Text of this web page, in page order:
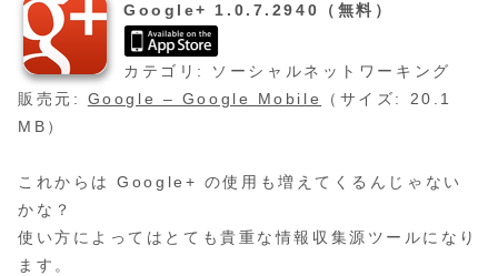
Google+ 1.0.7.2940（無料）
カテゴリ: ソーシャルネットワーキング
販売元: Google – Google Mobile
（サイズ: 20.1
MB）
これからは Google+ の使用も増えてくるんじゃない
かな？
使い方によってはとても貴重な情報収集源ツールになり
ます。